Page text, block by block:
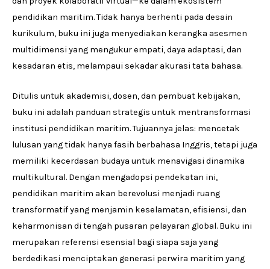
pendidikan maritim. Tidak hanya berhenti pada desain
kurikulum, buku ini juga menyediakan kerangka asesmen
multidimensi yang mengukur empati, daya adaptasi, dan
kesadaran etis, melampaui sekadar akurasi tata bahasa.
Ditulis untuk akademisi, dosen, dan pembuat kebijakan,
buku ini adalah panduan strategis untuk mentransformasi
institusi pendidikan maritim. Tujuannya jelas: mencetak
lulusan yang tidak hanya fasih berbahasa Inggris, tetapi juga
memiliki kecerdasan budaya untuk menavigasi dinamika
multikultural. Dengan mengadopsi pendekatan ini,
pendidikan maritim akan berevolusi menjadi ruang
transformatif yang menjamin keselamatan, efisiensi, dan
keharmonisan di tengah pusaran pelayaran global. Buku ini
merupakan referensi esensial bagi siapa saja yang
berdedikasi menciptakan generasi perwira maritim yang